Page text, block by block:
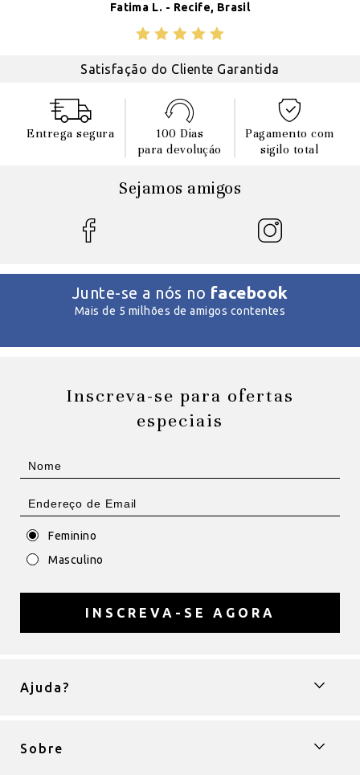
Fatima L. - Recife, Brasil
Satisfação do Cliente Garantida
Entrega segura
100 Dias
para devoluçáo
Pagamento com
sigilo total
Sejamos amigos
Junte-se a nós no facebook
Mais de 5 milhões de amigos contentes
Inscreva-se para ofertas
especiais
Feminino
Masculino
INSCREVA-SE AGORA
Ajuda?
Sobre